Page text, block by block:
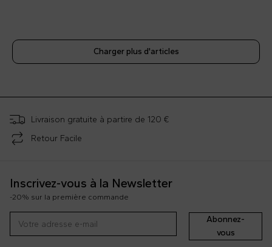
Charger plus d'articles
Livraison gratuite à partire de 120 €
Retour Facile
Inscrivez-vous à la Newsletter
-20% sur la première commande
Abonnez-
vous